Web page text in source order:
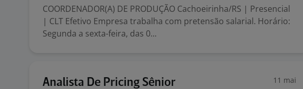
COORDENADOR(A) DE PRODUÇÃO Cachoeirinha/RS | Presencial
| CLT Efetivo Empresa trabalha com pretensão salarial. Horário:
Segunda a sexta-feira, das 0...
Analista De Pricing Sênior 11 mai